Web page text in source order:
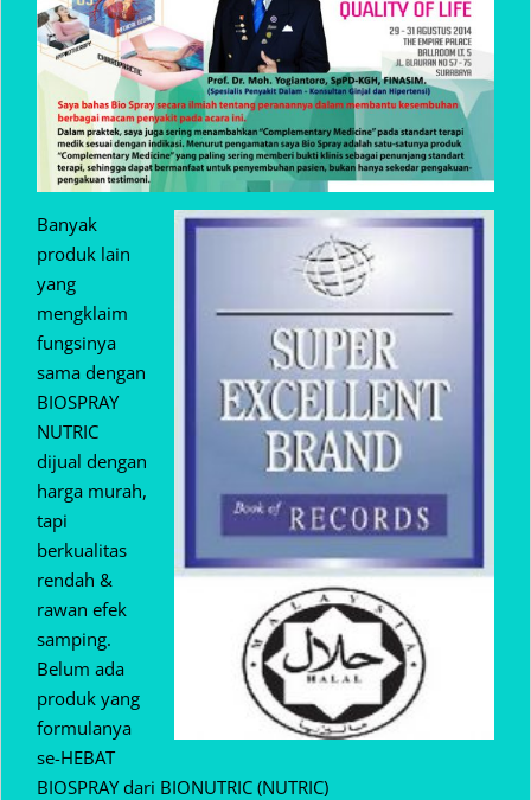
Banyak
produk lain
yang
mengklaim
fungsinya
sama dengan
BIOSPRAY
NUTRIC
dijual dengan
harga murah,
tapi
berkualitas
rendah &
rawan efek
samping.
Belum ada
produk yang
formulanya
se-HEBAT
BIOSPRAY dari BIONUTRIC (NUTRIC)